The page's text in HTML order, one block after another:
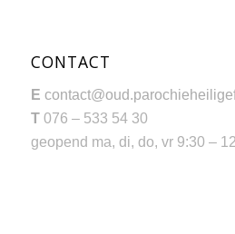
CONTACT
E
T076 – 533 54 30
geopend ma, di, do, vr 9:30 –